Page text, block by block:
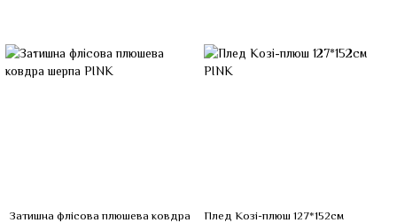
Затишна флісова плюшева ковдра
Плед Козі-плюш 127*152см